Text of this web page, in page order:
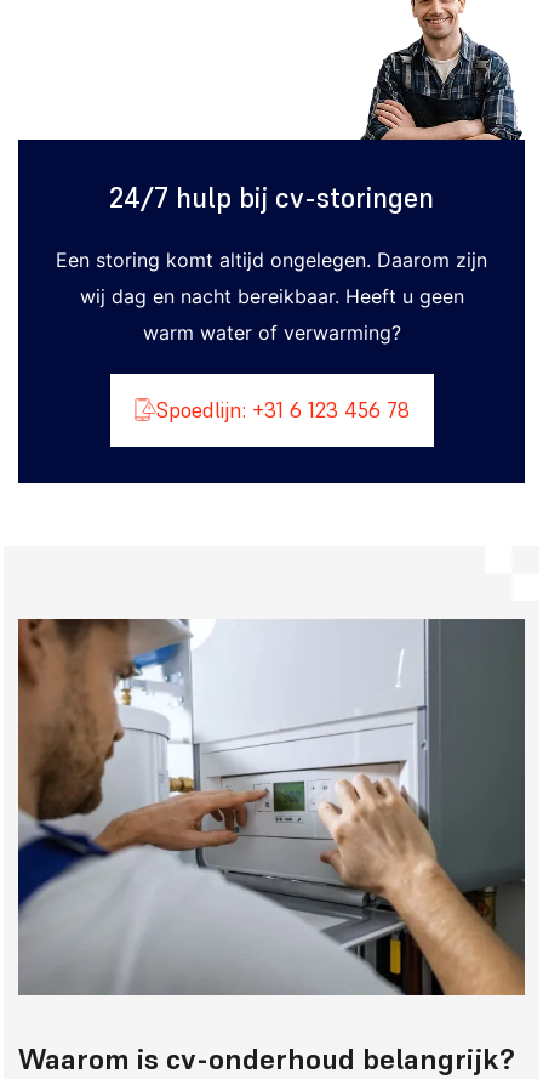
24/7 hulp bij cv-storingen
Een storing komt altijd ongelegen. Daarom zijn
wij dag en nacht bereikbaar. Heeft u geen
warm water of verwarming?
Spoedlijn: +31 6 123 456 78
Waarom is cv-onderhoud belangrijk?